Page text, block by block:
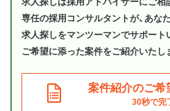
専任の採用コンサルタントが、あな
求人探しをマンツーマンでサポート
ご希望に添った案件をご紹介いたし
案件紹介のご希
30秒で完